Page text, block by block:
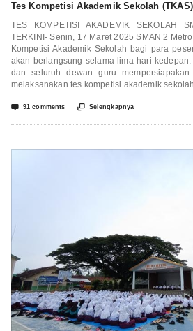
Tes Kompetisi Akademik Sekolah (TKAS)
TES KOMPETISI AKADEMIK SEKOLAH
TERKINI- Senin, 17 Maret 2025 SMAN 2
Kompetisi Akademik Sekolah bagi para
akan berlangsung selama lima hari
dan seluruh dewan guru
melaksanakan tes kompetisi akademik
 91 comments  Selengkapnya